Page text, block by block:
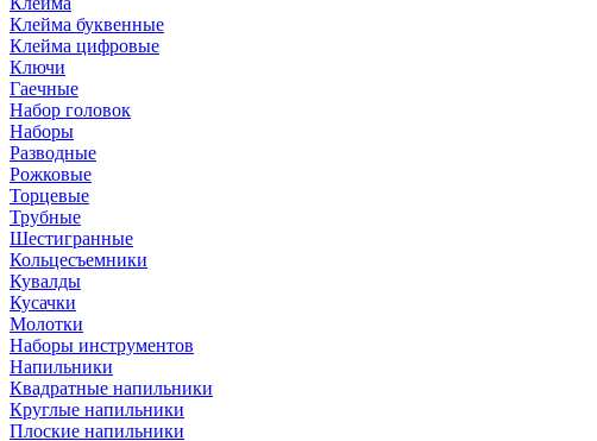
Клейма буквенные
Клейма цифровые
Ключи
Гаечные
Набор головок
Наборы
Разводные
Рожковые
Торцевые
Трубные
Шестигранные
Кольцесъемники
Кувалды
Кусачки
Молотки
Наборы инструментов
Напильники
Квадратные напильники
Круглые напильники
Плоские напильники